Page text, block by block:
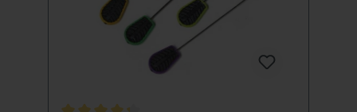
Tungsten Rig Putty auf und erleben Sie den
Unterschied bei Ihren
Karpfenangelunternehmungen.Produktdetail
Vorfächer anzupassen Ideal für kritisch
ausbalancierte Pop-Up-Präsentationen